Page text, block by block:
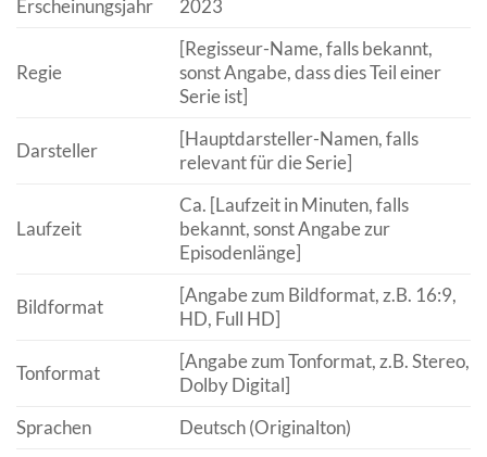
Erscheinungsjahr
2023
Regie
[Regisseur-Name, falls bekannt,
sonst Angabe, dass dies Teil einer
Serie ist]
Darsteller
[Hauptdarsteller-Namen, falls
relevant für die Serie]
Laufzeit
Ca. [Laufzeit in Minuten, falls
bekannt, sonst Angabe zur
Episodenlänge]
Bildformat
[Angabe zum Bildformat, z.B. 16:9,
HD, Full HD]
Tonformat
[Angabe zum Tonformat, z.B. Stereo,
Dolby Digital]
Sprachen
Deutsch (Originalton)